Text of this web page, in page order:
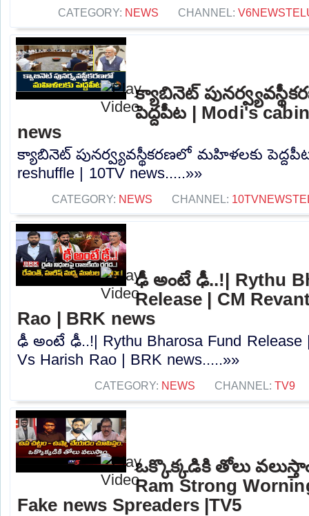
CATEGORY: NEWS CHANNEL:
క్యాబినెట్
పెద్దపీట | Modi's
news
క్యాబినెట్ పునర్వ్యవస్థీకరణలో మహిళలకు పెద్దపీట
reshuffle | 10TV news.....»»
CATEGORY: NEWS CHANNEL:
ఢీ అంటే ఢీ..!| Rythu
Release | CM
Rao | BRK news
ఢీ అంటే ఢీ..!| Rythu Bharosa Fund Release
Vs Harish Rao | BRK news.....»»
CATEGORY: NEWS CHANNEL: TV9
ఒక్కొక్కడికి తోలు
Ram Strong
Fake news Spreaders |TV5